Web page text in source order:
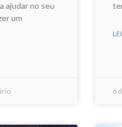
ajudar no seu
um
6